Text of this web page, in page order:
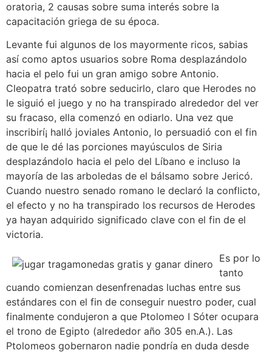
oratoria, 2 causas sobre suma interés sobre la
capacitación griega de su época.
Levante fui algunos de los mayormente ricos, sabias
así­ como aptos usuarios sobre Roma desplazándolo
hacia el pelo fui un gran amigo sobre Antonio.
Cleopatra trató sobre seducirlo, claro que Herodes no
le siguió el juego y no ha transpirado alrededor del ver
su fracaso, ella comenzó en odiarlo. Una vez que
inscribirí¡ halló joviales Antonio, lo persuadió con el fin
de que le dé las porciones mayúsculos de Siria
desplazándolo hacia el pelo del Líbano e incluso la
mayoría de las arboledas de el bálsamo sobre Jericó.
Cuando nuestro senado romano le declaró la conflicto,
el efecto y no ha transpirado los recursos de Herodes
ya hayan adquirido significado clave con el fin de el
victoria.
Es por lo
tanto
cuando comienzan desenfrenadas luchas entre sus
estándares con el fin de conseguir nuestro poder, cual
finalmente condujeron a que Ptolomeo I Sóter ocupara
el trono de Egipto (alrededor año 305 en.A.). Las
Ptolomeos gobernaron nadie pondrí­a en duda desde